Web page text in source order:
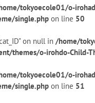
tokyoecole01/o-
single.php on line 50
on null in /home/
themes/o-irohdo-Child-
tokyoecole01/o-
single.php on line 51